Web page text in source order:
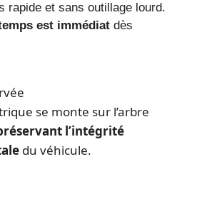
rapide et sans outillage lourd.
est immédiat dès
se monte sur l’arbre
l’intégrité
du véhicule.